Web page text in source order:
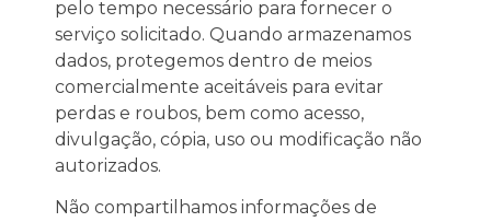
pelo tempo necessário para fornecer o
serviço solicitado. Quando armazenamos
dados, protegemos dentro de meios
comercialmente aceitáveis ​​para evitar
perdas e roubos, bem como acesso,
divulgação, cópia, uso ou modificação não
autorizados.
Não compartilhamos informações de